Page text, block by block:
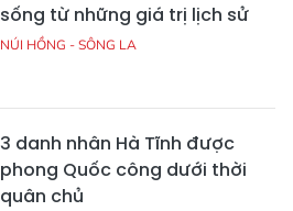
sống từ những giá trị lịch sử
NÚI HỒNG - SÔNG LA
3 danh nhân Hà Tĩnh được
phong Quốc công dưới thời
quân chủ